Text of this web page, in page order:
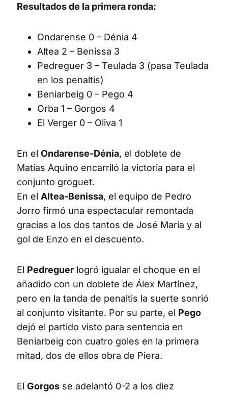
Resultados de la primera ronda:
Ondarense 0 – Dénia 4
Altea 2 – Benissa 3
Pedreguer 3 – Teulada 3 (pasa Teulada
en los penaltis)
Beniarbeig 0 – Pego 4
Orba 1 – Gorgos 4
El Verger 0 – Oliva 1
En el Ondarense-Dénia, el doblete de
Matías Aquino encarriló la victoria para el
conjunto groguet.
En el Altea-Benissa, el equipo de Pedro
Jorro firmó una espectacular remontada
gracias a los dos tantos de José María y al
gol de Enzo en el descuento.
El Pedreguer logró igualar el choque en el
añadido con un doblete de Álex Martínez,
pero en la tanda de penaltis la suerte sonrió
al conjunto visitante. Por su parte, el Pego
dejó el partido visto para sentencia en
Beniarbeig con cuatro goles en la primera
mitad, dos de ellos obra de Piera.
El Gorgos se adelantó 0-2 a los diez